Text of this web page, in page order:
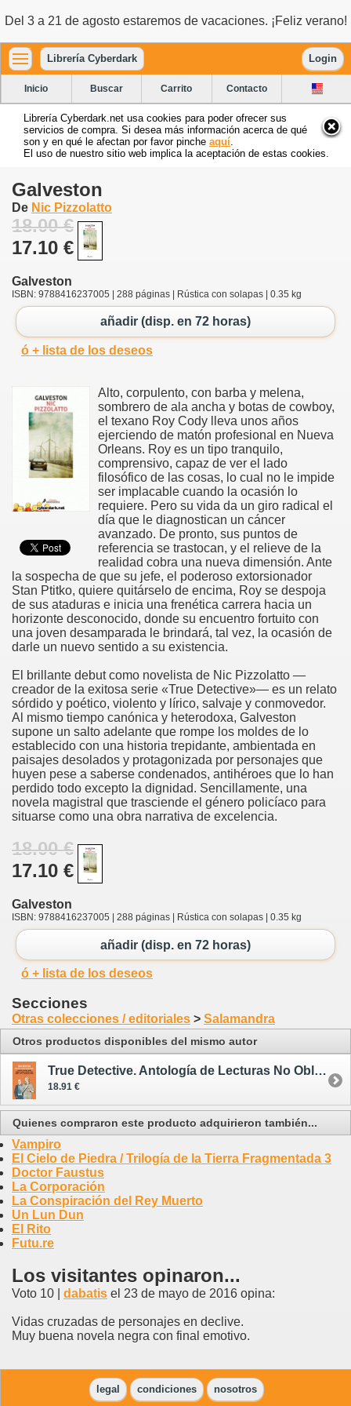
Del 3 a 21 de agosto estaremos de vacaciones. ¡Feliz verano!
Librería Cyberdark Login
Inicio Buscar Carrito Contacto
Librería Cyberdark.net usa cookies para poder ofrecer sus
servicios de compra. Si desea más información acerca de qué
son y en qué le afectan por favor pinche aquí
El uso de nuestro sitio web implica la aceptación de estas cookies.
Galveston
De Nic Pizzolatto
18.00 €
17.10 €
Galveston
ISBN: 9788416237005 | 288 páginas | Rústica con solapas | 0.35 kg
añadir (disp. en 72 horas)
ó + lista de los deseos
Alto, corpulento, con barba y melena,
sombrero de ala ancha y botas de cowboy,
el texano Roy Cody lleva unos años
ejerciendo de matón profesional en Nueva
Orleans. Roy es un tipo tranquilo,
comprensivo, capaz de ver el lado
filosófico de las cosas, lo cual no le impide
ser implacable cuando la ocasión lo
requiere. Pero su vida da un giro radical el
día que le diagnostican un cáncer
avanzado. De pronto, sus puntos de
referencia se trastocan, y el relieve de la
realidad cobra una nueva dimensión. Ante
la sospecha de que su jefe, el poderoso extorsionador
Stan Ptitko, quiere quitárselo de encima, Roy se despoja
de sus ataduras e inicia una frenética carrera hacia un
horizonte desconocido, donde su encuentro fortuito con
una joven desamparada le brindará, tal vez, la ocasión de
darle un nuevo sentido a su existencia.
El brillante debut como novelista de Nic Pizzolatto —
creador de la exitosa serie «True Detective»— es un relato
sórdido y poético, violento y lírico, salvaje y conmovedor.
Al mismo tiempo canónica y heterodoxa, Galveston
supone un salto adelante que rompe los moldes de lo
establecido con una historia trepidante, ambientada en
paisajes desolados y protagonizada por personajes que
huyen pese a saberse condenados, antihéroes que lo han
perdido todo excepto la dignidad. Sencillamente, una
novela magistral que trasciende el género policíaco para
situarse como una obra narrativa de excelencia.
18.00 €
17.10 €
Galveston
ISBN: 9788416237005 | 288 páginas | Rústica con solapas | 0.35 kg
añadir (disp. en 72 horas)
ó + lista de los deseos
Secciones
Otras colecciones / editoriales > Salamandra
Otros productos disponibles del mismo autor
True Detective. Antología de Lecturas No Obligatorias
18.91 €
Quienes compraron este producto adquirieron también...
Vampiro
El Cielo de Piedra / Trilogía de la Tierra Fragmentada 3
Doctor Faustus
La Corporación
La Conspiración del Rey Muerto
Un Lun Dun
El Rito
Futu.re
Los visitantes opinaron...
Voto 10 | dabatis el 23 de mayo de 2016 opina:
Vidas cruzadas de personajes en declive.
Muy buena novela negra con final emotivo.
legal condiciones nosotros